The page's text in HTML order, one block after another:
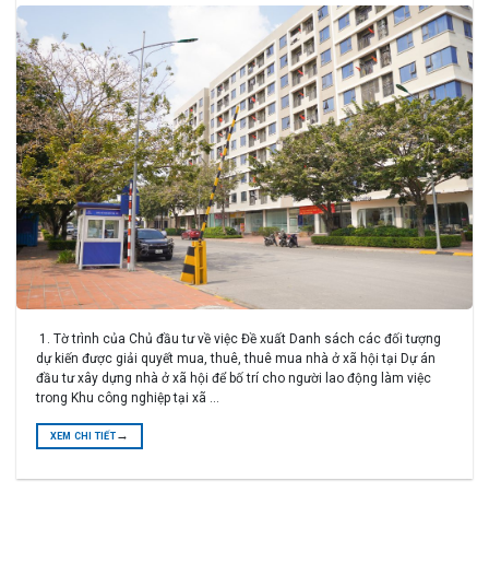
1. Tờ trình của Chủ đầu tư về việc Đề xuất Danh sách các đối tượng
dự kiến được giải quyết mua, thuê, thuê mua nhà ở xã hội tại Dự án
đầu tư xây dựng nhà ở xã hội để bố trí cho người lao động làm việc
trong Khu công nghiệp tại xã …
XEM CHI TIẾT →